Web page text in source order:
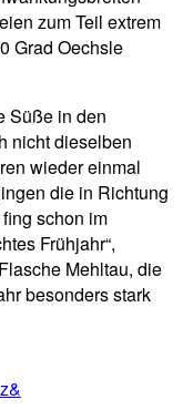
zum Teil extrem
Grad Oechsle
Süße in den
nicht dieselben
wieder einmal
die in Richtung
schon im
Frühjahr“,
Mehltau, die
besonders stark